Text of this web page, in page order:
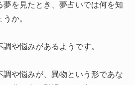
夢を見たとき、夢占いでは何を知
か。
や悩みがあるようです。
調や悩みが、異物という形であな